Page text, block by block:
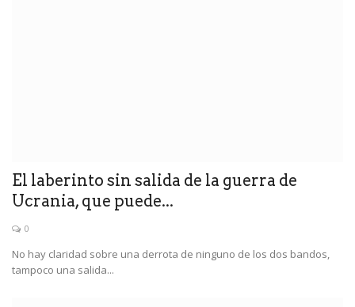
El laberinto sin salida de la guerra de
Ucrania, que puede...
0
No hay claridad sobre una derrota de ninguno de los dos bandos,
tampoco una salida...